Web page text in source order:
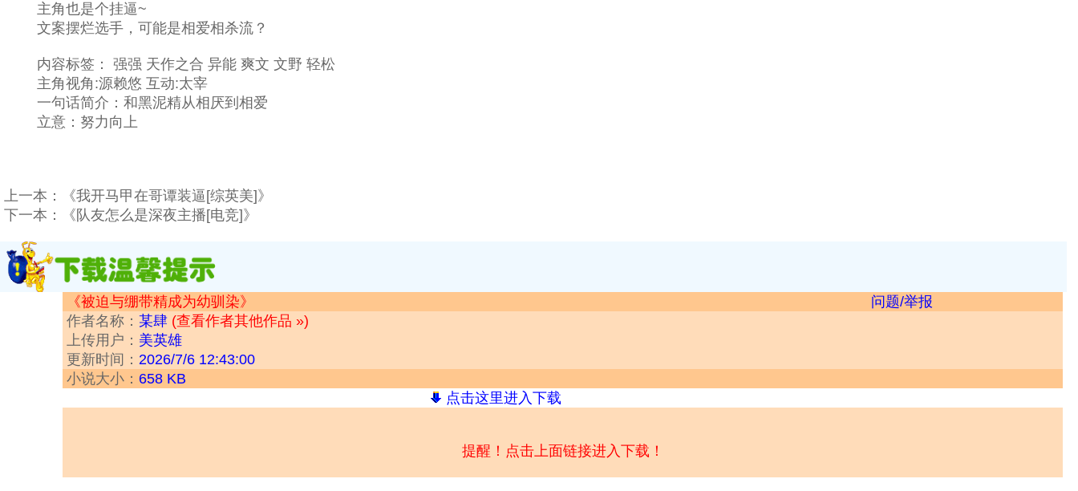
主角也是个挂逼~
文案摆烂选手，可能是相爱相杀流？
内容标签： 强强 天作之合 异能 爽文 文野 轻松
主角视角:源赖悠 互动:太宰
一句话简介：和黑泥精从相厌到相爱
立意：努力向上
上一本：
《我开马甲在哥谭装逼[综英美]》
下一本：
《队友怎么是深夜主播[电竞]》
《被迫与绷带精成为幼驯染》
问题/举报
作者名称： 某肆 (查看作者其他作品 »)
上传用户： 美英雄
更新时间： 2026/7/6 12:43:00
小说大小： 658 KB
点击这里进入下载
提醒！点击上面链接进入下载！